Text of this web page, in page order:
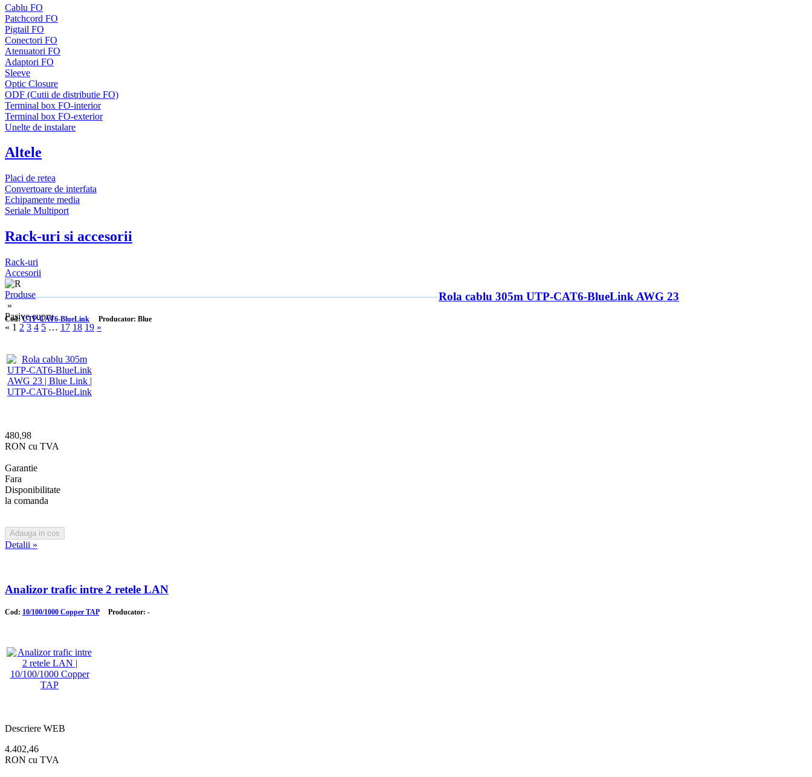
Cablu FO
Patchcord FO
Pigtail FO
Conectori FO
Atenuatori FO
Adaptori FO
Sleeve
Optic Closure
ODF (Cutii de distributie FO)
Terminal box FO-interior
Terminal box FO-exterior
Unelte de instalare
Altele
Placi de retea
Convertoare de interfata
Echipamente media
Seriale Multiport
Rack-uri si accesorii
Rack-uri
Accesorii
Produse
»
Pasive cupru
« 1 2 3 4 5 … 17 18 19 »
Rola cablu 305m UTP-CAT6-BlueLink AWG 23
Cod:UTP-CAT6-BlueLink Producator: Blue
480,98
RON cu TVA
Garantie
Fara
Disponibilitate
la comanda
Detalii »
Analizor trafic intre 2 retele LAN
Cod: 10/100/1000 Copper TAPProducator: -
Descriere WEB
4.402,46
RON cu TVA